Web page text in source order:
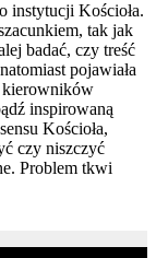
instytucji Kościoła.
tak jak
badać, czy treść
pojawiała
kierowników
inspirowaną
Kościoła,
czy niszczyć
Problem tkwi